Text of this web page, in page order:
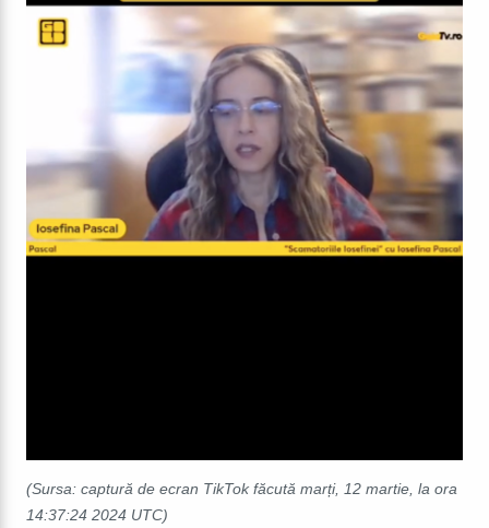
(Sursa: captură de ecran TikTok făcută marți, 12 martie, la ora
14:37:24 2024 UTC)